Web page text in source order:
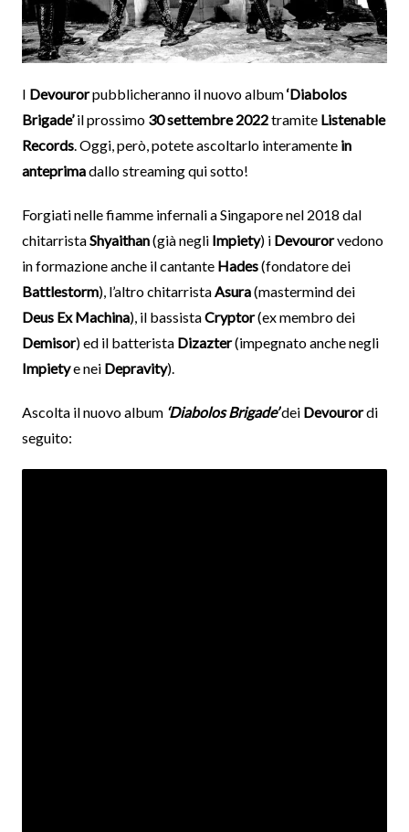
I Devourorpubblicheranno il nuovo album‘Diabolos
Brigade’il prossimo 30 settembre 2022tramite Listenable
Records. Oggi, però, potete ascoltarlo interamente in
anteprimadallo streaming qui sotto!
Forgiati nelle fiamme infernali a Singapore nel 2018 dal
chitarristaShyaithan(già negli Impiety) i Devourorvedono
in formazione anche il cantante Hades(fondatore dei
Battlestorm), l’altro chitarristaAsura(mastermind dei
Deus Ex Machina), il bassistaCryptor(ex membro dei
Demisor) ed il batterista Dizazter(impegnato anche negli
Impietye nei Depravity).
Ascolta il nuovo album ‘Diabolos Brigade’dei Devourordi
seguito: